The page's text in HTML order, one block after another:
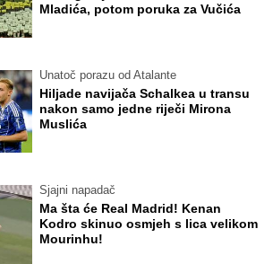
Mladića, potom poruka za Vučića
Unatoč porazu od Atalante
Hiljade navijača Schalkea u transu
nakon samo jedne riječi Mirona
Muslića
Sjajni napadač
Ma šta će Real Madrid! Kenan
Kodro skinuo osmjeh s lica velikom
Mourinhu!